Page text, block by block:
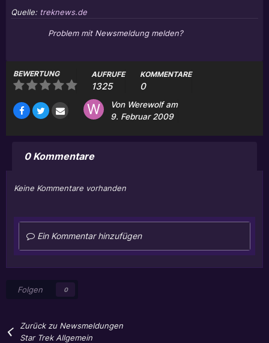
Quelle: treknews.de
Problem mit Newsmeldung melden?
BEWERTUNG AUFRUFE
1325
KOMMENTARE
0
Von Werewolfam
9. Februar 2009
0 Kommentare
Keine Kommentare vorhanden
Ein Kommentar hinzufügen
Folgen 0
Zurück zu Newsmeldungen
Star Trek Allgemein